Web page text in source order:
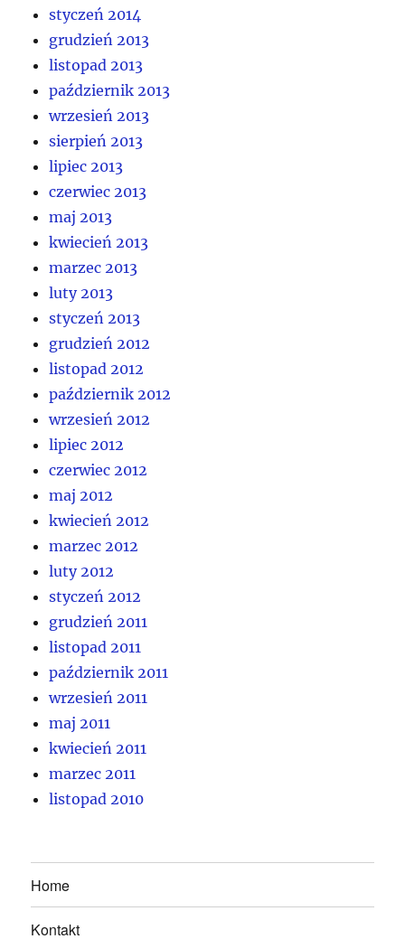
styczeń 2014
grudzień 2013
listopad 2013
październik 2013
wrzesień 2013
sierpień 2013
lipiec 2013
czerwiec 2013
maj 2013
kwiecień 2013
marzec 2013
luty 2013
styczeń 2013
grudzień 2012
listopad 2012
październik 2012
wrzesień 2012
lipiec 2012
czerwiec 2012
maj 2012
kwiecień 2012
marzec 2012
luty 2012
styczeń 2012
grudzień 2011
listopad 2011
październik 2011
wrzesień 2011
maj 2011
kwiecień 2011
marzec 2011
listopad 2010
Home
Kontakt